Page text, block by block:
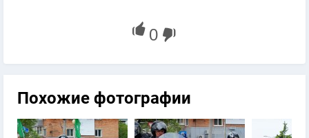
Похожие фотографии